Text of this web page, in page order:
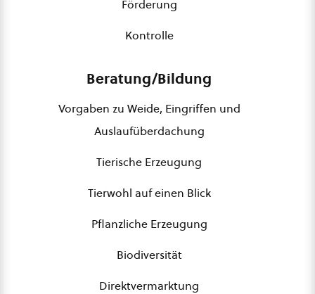
Förderung
Kontrolle
Beratung/Bildung
Vorgaben zu Weide, Eingriffen und
Auslaufüberdachung
Tierische Erzeugung
Tierwohl auf einen Blick
Pflanzliche Erzeugung
Biodiversität
Direktvermarktung